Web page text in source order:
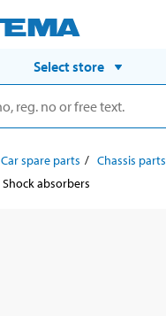
Select store
Car spare parts Chassis parts
Shock absorbers